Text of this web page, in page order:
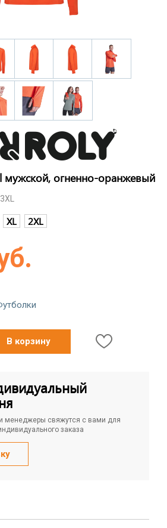
мужской, огненно-оранжевый
XL 2XL
В корзину
менеджеры свяжутся с вами для
заказа